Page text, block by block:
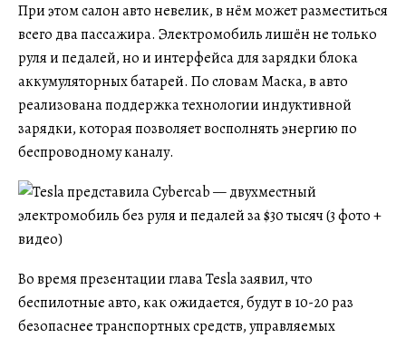
При этом салон авто невелик, в нём может разместиться
всего два пассажира. Электромобиль лишён не только
руля и педалей, но и интерфейса для зарядки блока
аккумуляторных батарей. По словам Маска, в авто
реализована поддержка технологии индуктивной
зарядки, которая позволяет восполнять энергию по
беспроводному каналу.
Во время презентации глава Tesla заявил, что
беспилотные авто, как ожидается, будут в 10-20 раз
безопаснее транспортных средств, управляемых